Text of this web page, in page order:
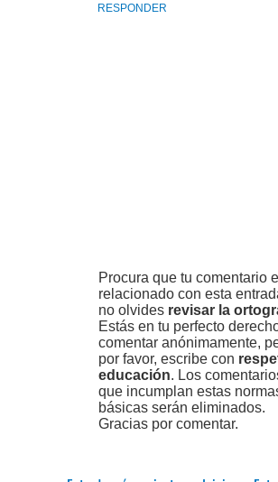
RESPONDER
Procura que tu comentario
relacionado con esta
no olvides revisar la
Estás en tu perfecto
comentar anónimamente,
por favor, escribe con
educación. Los
que incumplan estas
básicas serán eliminados.
Gracias por comentar.